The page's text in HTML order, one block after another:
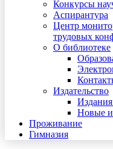
Конкурсы
Аспирантура
Центр
трудовых
О библиотеке
Издательство
Новые
Проживание
Гимназия